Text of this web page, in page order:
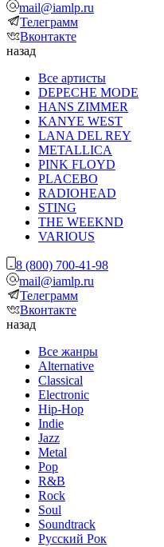
mail@iamlp.ru
Телеграмм
Вконтакте
назад
Все артисты
DEPECHE MODE
HANS ZIMMER
KANYE WEST
LANA DEL REY
METALLICA
PINK FLOYD
PLACEBO
RADIOHEAD
STING
THE WEEKND
VARIOUS
8 (800) 700-41-98
mail@iamlp.ru
Телеграмм
Вконтакте
назад
Все жанры
Alternative
Classical
Electronic
Hip-Hop
Indie
Jazz
Metal
Pop
R&B
Rock
Soul
Soundtrack
Русский Рок